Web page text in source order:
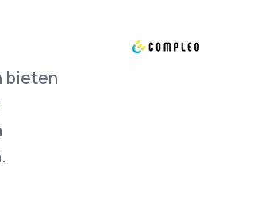
bieten